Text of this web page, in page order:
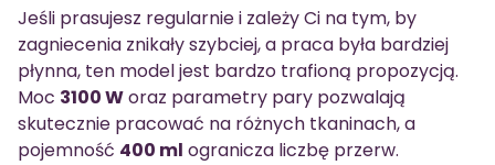
Jeśli prasujesz regularnie i zależy Ci na tym, by
zagniecenia znikały szybciej, a praca była bardziej
płynna, ten model jest bardzo trafioną propozycją.
Moc 3100 Woraz parametry pary pozwalają
skutecznie pracować na różnych tkaninach, a
pojemność 400 ml ogranicza liczbę przerw.